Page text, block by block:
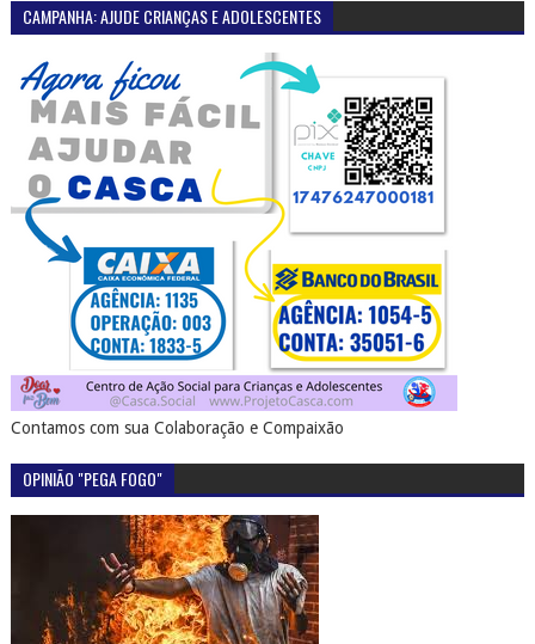
CAMPANHA: AJUDE CRIANÇAS E ADOLESCENTES
Contamos com sua Colaboração e Compaixão
OPINIÃO "PEGA FOGO"